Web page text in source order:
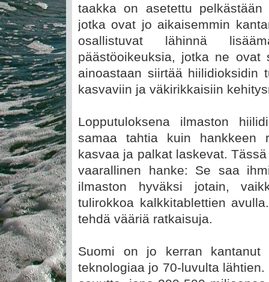
taakka on asetettu
jotka ovat jo aikaisemmin
osallistuvat lähinnä
päästöoikeuksia, jotka ne ovat
ainoastaan siirtää hiilidioksidin
kasvaviin ja väkirikkaisiin
Lopputuloksena ilmaston
samaa tahtia kuin hankkeen
kasvaa ja palkat laskevat.
vaarallinen hanke: Se saa
ilmaston hyväksi jotain,
tulirokkoa kalkkitablettien
tehdä vääriä ratkaisuja.
Suomi on jo kerran kantanut
teknologiaa jo 70-luvulta